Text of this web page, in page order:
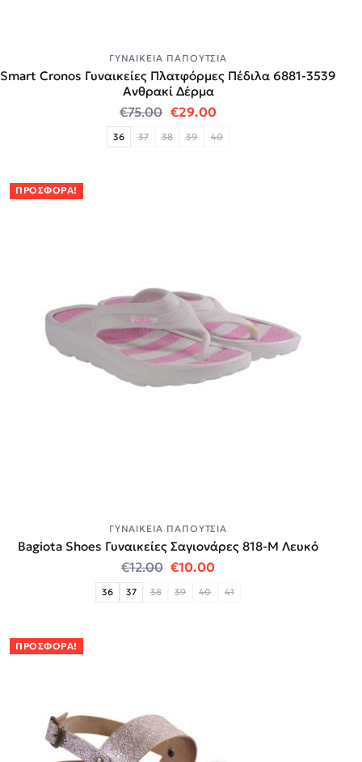
ΓΥΝΑΙΚΕΊΑ ΠΑΠΟΎΤΣΙΑ
Smart Cronos Γυναικείες Πλατφόρμες Πέδιλα 6881-3539
Ανθρακί Δέρμα
€75.00 Original price was: €75.00.
€29.00Η τρέχουσα τιμή
36 37 38 39 40
ΠΡΟΣΦΟΡΆ!
ΓΥΝΑΙΚΕΊΑ ΠΑΠΟΎΤΣΙΑ
Bagiota Shoes Γυναικείες Σαγιονάρες 818-Μ Λευκό
€12.00 Original price was: €12.00.
€10.00Η τρέχουσα τιμή
36 37 38 39 40 41
ΠΡΟΣΦΟΡΆ!